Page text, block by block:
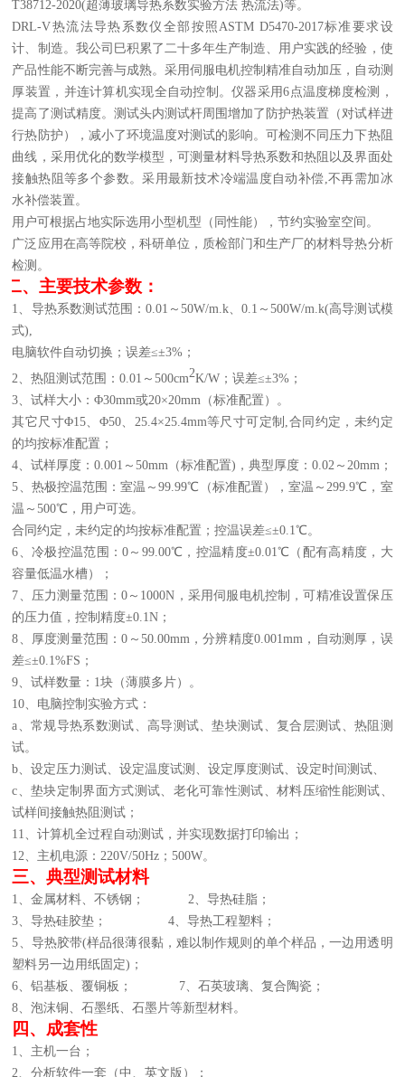
T38712-2020(超薄玻璃导热系数实验方法 热流法)等。
DRL-V热流法导热系数仪全部按照ASTM D5470-2017标准要求设
计、制造。我公司巳积累了二十多年生产制造、用户实践的经验，使
产品性能不断完善与成熟。采用伺服电机控制精准自动加压，自动测
厚装置，并连计算机实现全自动控制。仪器采用6 点温度梯度检测，
提高了测试精度。测试头内测试杆周围增加了防护热装置（对试样进
行热防护），减小了环境温度对测试的影响。可检测不同压力下热阻
曲线，采用优化的数学模型，可测量材料导热系数和热阻以及界面处
接触热阻等多个参数。采用最新技术冷端温度自动补偿,不再需加冰
水补偿装置。
用户可根据占地实际选用小型机型（同性能），节约实验室空间。
广泛应用在高等院校，科研单位，质检部门和生产厂的材料导热分析
检测。
二、主要技术参数：
1、导热系数测试范围：0.01～50W/m.k、0.1～500W/m.k(高导测试模
式),
电脑软件自动切换；误差≤±3%；
2、热阻测试范围：0.01～500cm2K/W；误差≤±3%；
3、试样大小：Φ30mm或20×20mm（标准配置）。
其它尺寸Φ15、Φ50、25.4×25.4mm等尺寸可定制,合同约定，未约定
的均按标准配置；
4、试样厚度：0.001～50mm（标准配置)，典型厚度：0.02～20mm；
5、热极控温范围：室温～99.99℃（标准配置 ） ，室温～299.9℃ ， 室
温～500℃，用户可选。
合同约定，未约定的均按标准配置；控温误差≤±0.1℃。
6、冷极控温范围：0～99.00℃ ， 控温精度±0.01℃（配有高精度，大
容量低温水槽）；
7、压力测量范围：0～1000N ， 采用伺服电机控制，可精准设置保压
的压力值，控制精度±0.1N；
8、厚度测量范围：0～50.00mm，分辨精度0.001mm ， 自动测厚，误
差≤±0.1%FS；
9、试样数量：1块（薄膜多片）。
10、电脑控制实验方式：
a、常规导热系数测试、高导测试、垫块测试、复合层测试、热阻测
试。
b、设定压力测试、设定温度试测、设定厚度测试、设定时间测试、
c、垫块定制界面方式测试、老化可靠性测试、材料压缩性能测试、
试样间接触热阻测试；
11、计算机全过程自动测试，并实现数据打印输出；
12、主机电源：220V/50Hz；500W。
三、典型测试材料
1、金属材料、不锈钢；
2、导热硅脂；
3、导热硅胶垫；
4、导热工程塑料；
5、导热胶带(样品很薄很黏，难以制作规则的单个样品，一边用透明
塑料另一边用纸固定)；
6、铝基板、覆铜板；
7、石英玻璃、复合陶瓷；
8、泡沫铜、石墨纸、石墨片等新型材料。
四、成套性
1、主机一台；
2、分析软件一套（中、英文版）；